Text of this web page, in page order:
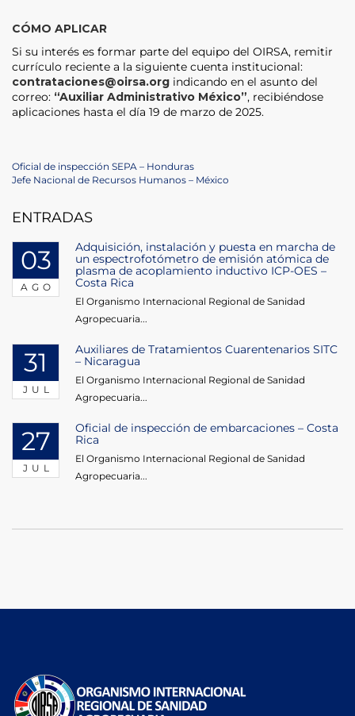
CÓMO APLICAR
Si su interés es formar parte del equipo del OIRSA, remitir
currículo reciente a la siguiente cuenta institucional:
contrataciones@oirsa.org indicando en el asunto del
correo: “Auxiliar Administrativo México”, recibiéndose
aplicaciones hasta el día 19 de marzo de 2025.
Navegación
entradas
Previous
Post
Oficial de inspección SEPA – Honduras
Next
Jefe Nacional de Recursos Humanos – México
ENTRADAS
03
AGO
Adquisición, instalación y puesta en marcha de
un espectrofotómetro de emisión atómica de
plasma de acoplamiento inductivo ICP-OES –
Costa Rica
El Organismo Internacional Regional de Sanidad
Agropecuaria...
31
JUL
Auxiliares de Tratamientos Cuarentenarios SITC
– Nicaragua
El Organismo Internacional Regional de Sanidad
Agropecuaria...
27
JUL
Oficial de inspección de embarcaciones – Costa
Rica
El Organismo Internacional Regional de Sanidad
Agropecuaria...